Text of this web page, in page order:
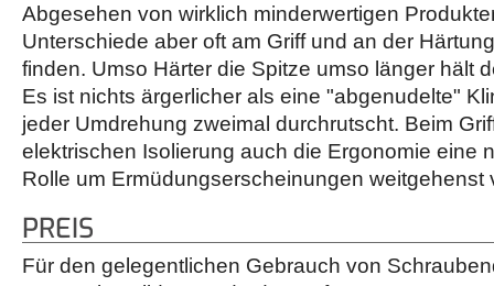
Abgesehen von wirklich minderwertigen
Unterschiede aber oft am Griff und an der
finden. Umso Härter die Spitze umso länger hält
Es ist nichts ärgerlicher als eine "abgenudelte"
jeder Umdrehung zweimal durchrutscht. Beim
elektrischen Isolierung auch die Ergonomie eine
Rolle um Ermüdungserscheinungen
PREIS
Für den gelegentlichen Gebrauch von